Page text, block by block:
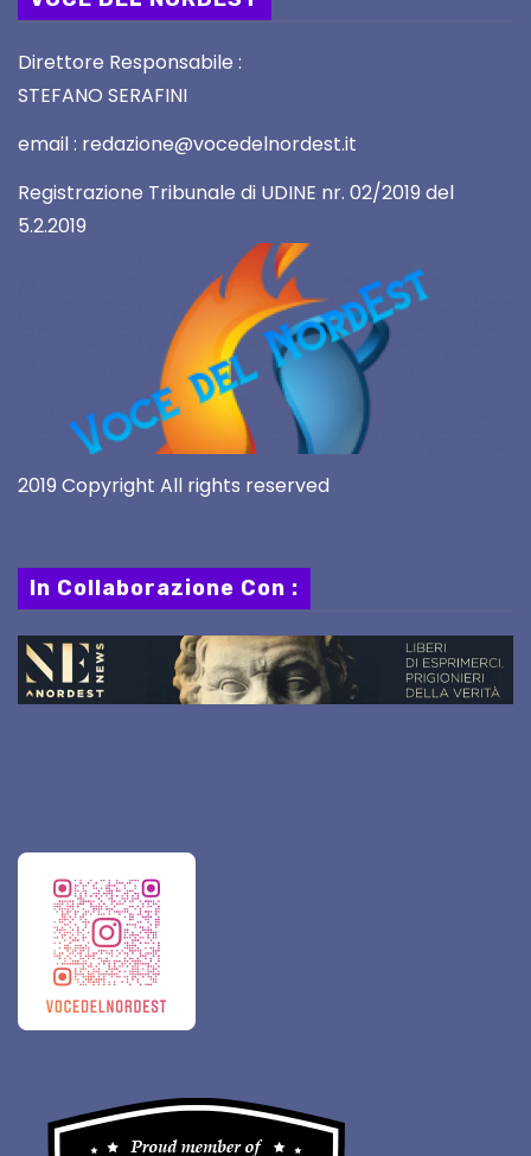
Direttore Responsabile :
STEFANO SERAFINI
email : redazione@vocedelnordest.it
Registrazione Tribunale di UDINE nr. 02/2019 del
5.2.2019
2019 Copyright All rights reserved
In Collaborazione Con :